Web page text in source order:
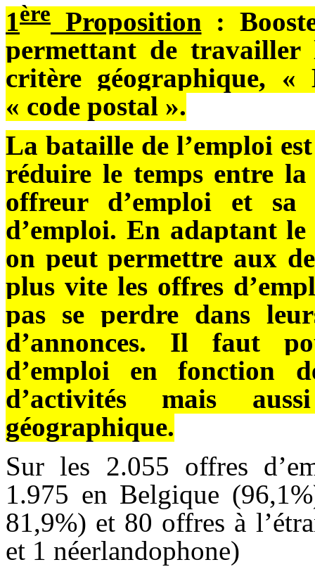
1ère Proposition :
permettant de
critère géographique,
« code postal ».
La bataille de l’emploi
réduire le temps entre
offreur d’emploi et sa
d’emploi. En adaptant
on peut permettre aux
plus vite les offres
pas se perdre dans
d’annonces. Il faut
d’emploi en fonction
d’activités mais
géographique.
Sur les 2.055 offres
1.975 en Belgique
81,9%) et 80 offres à
et 1 néerlandophone)